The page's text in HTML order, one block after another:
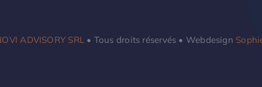
ADVISORY SRL • Tous droits réservés • Webdesign